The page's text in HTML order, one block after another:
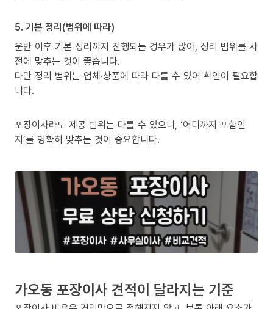
5. 기본 정리(범위에 따라)
운반 이후 기본 정리까지 진행되는 경우가 많아, 정리 범위를 사
전에 맞추는 것이 좋습니다.
다만 정리 범위는 업체·상품에 따라 다를 수 있어 확인이 필요합
니다.
포장이사라도 제공 범위는 다를 수 있으니, ‘어디까지 포함인
지’를 명확히 맞추는 것이 중요합니다.
가오동 포장이사 견적이 달라지는 기준